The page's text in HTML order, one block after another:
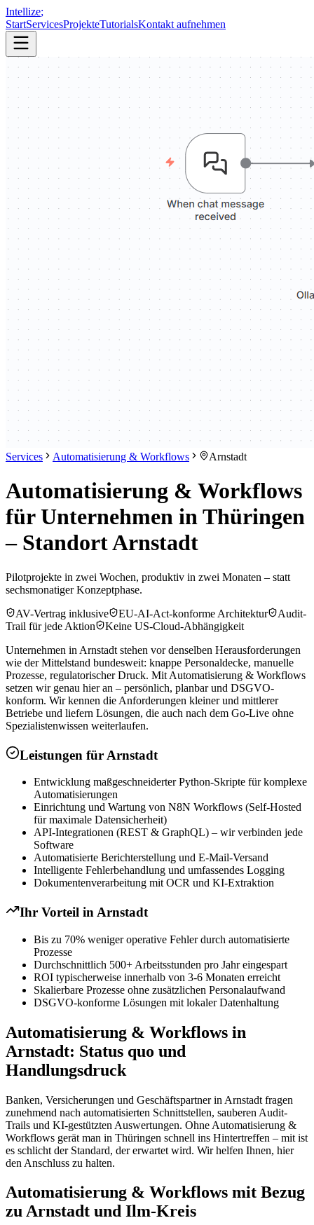
Intellize;
StartServicesProjekteTutorialsKontakt aufnehmen
Services Automatisierung & Workflows Arnstadt
Automatisierung & Workflows
für Unternehmen in Thüringen
– Standort Arnstadt
Pilotprojekte in zwei Wochen, produktiv in zwei Monaten – statt
sechsmonatiger Konzeptphase.
AV-Vertrag inklusive
EU-AI-Act-konforme Architektur
Audit-
Trail für jede Aktion
Keine US-Cloud-Abhängigkeit
Unternehmen in Arnstadt stehen vor denselben Herausforderungen
wie der Mittelstand bundesweit: knappe Personaldecke, manuelle
Prozesse, regulatorischer Druck. Mit Automatisierung & Workflows
setzen wir genau hier an – persönlich, planbar und DSGVO-
konform. Wir kennen die Anforderungen kleiner und mittlerer
Betriebe und liefern Lösungen, die auch nach dem Go-Live ohne
Spezialistenwissen weiterlaufen.
Leistungen für Arnstadt
Entwicklung maßgeschneiderter Python-Skripte für komplexe
Automatisierungen
Einrichtung und Wartung von N8N Workflows (Self-Hosted
für maximale Datensicherheit)
API-Integrationen (REST & GraphQL) – wir verbinden jede
Software
Automatisierte Berichterstellung und E-Mail-Versand
Intelligente Fehlerbehandlung und umfassendes Logging
Dokumentenverarbeitung mit OCR und KI-Extraktion
Ihr Vorteil in Arnstadt
Bis zu 70% weniger operative Fehler durch automatisierte
Prozesse
Durchschnittlich 500+ Arbeitsstunden pro Jahr eingespart
ROI typischerweise innerhalb von 3-6 Monaten erreicht
Skalierbare Prozesse ohne zusätzlichen Personalaufwand
DSGVO-konforme Lösungen mit lokaler Datenhaltung
Automatisierung & Workflows in
Arnstadt: Status quo und
Handlungsdruck
Banken, Versicherungen und Geschäftspartner in Arnstadt fragen
zunehmend nach automatisierten Schnittstellen, sauberen Audit-
Trails und KI-gestützten Auswertungen. Ohne Automatisierung &
Workflows gerät man in Thüringen schnell ins Hintertreffen – mit ist
es schlicht der Standard, der erwartet wird. Wir helfen Ihnen, hier
den Anschluss zu halten.
Automatisierung & Workflows mit Bezug
zu Arnstadt und Ilm-Kreis